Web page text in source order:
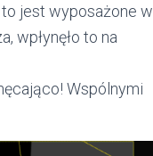
jest wyposażone w
wpłynęło to na
Wspólnymi